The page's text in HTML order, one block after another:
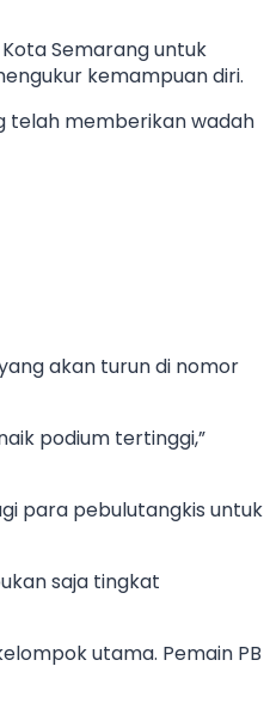
Semarang untuk
kemampuan diri.
telah memberikan wadah
akan turun di nomor
podium tertinggi,”
para pebulutangkis untuk
saja tingkat
utama. Pemain PB